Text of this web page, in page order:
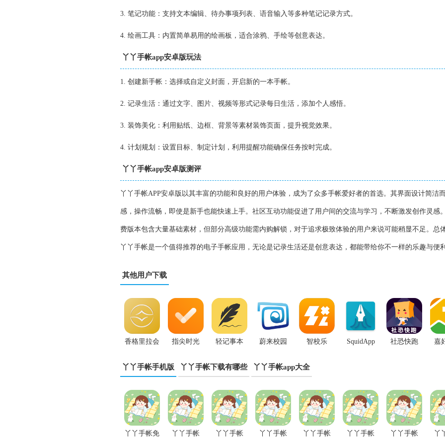
3. 笔记功能：支持文本编辑、待办事项列表、语音输入等多种笔记记录方式。
4. 绘画工具：内置简单易用的绘画板，适合涂鸦、手绘等创意表达。
丫丫手帐app安卓版玩法
1. 创建新手帐：选择或自定义封面，开启新的一本手帐。
2. 记录生活：通过文字、图片、视频等形式记录每日生活，添加个人感悟。
3. 装饰美化：利用贴纸、边框、背景等素材装饰页面，提升视觉效果。
4. 计划规划：设置目标、制定计划，利用提醒功能确保任务按时完成。
丫丫手帐app安卓版测评
丫丫手帐APP安卓版以其丰富的功能和良好的用户体验，成为了众多手帐爱好者的首选。其界面设计简洁
感，操作流畅，即使是新手也能快速上手。社区互动功能促进了用户间的交流与学习，不断激发创作灵感
费版本包含大量基础素材，但部分高级功能需内购解锁，对于追求极致体验的用户来说可能稍显不足。总
丫丫手帐是一个值得推荐的电子手帐应用，无论是记录生活还是创意表达，都能带给你不一样的乐趣与便利
其他用户下载
香格里拉会
app
指尖时光
App
轻记事本
App
蔚来校园 智校乐 SquidApp 社恐快跑 嘉
丫丫手帐手机版 丫丫手帐下载有哪些 丫丫手帐app大全
丫丫手帐免 丫丫手帐 丫丫手帐 丫丫手帐 丫丫手帐 丫丫手帐 丫丫手帐 丫